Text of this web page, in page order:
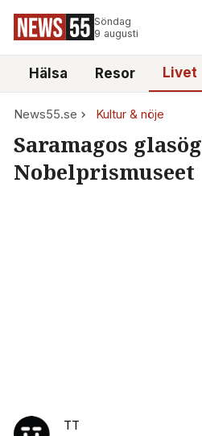
Söndag
9 augusti
Hälsa Resor Livet
News55.se Kultur & nöje
Saramagos
Nobelprismuseet
TT